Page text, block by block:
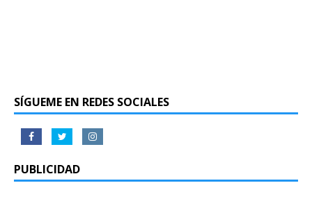
SÍGUEME EN REDES SOCIALES
PUBLICIDAD